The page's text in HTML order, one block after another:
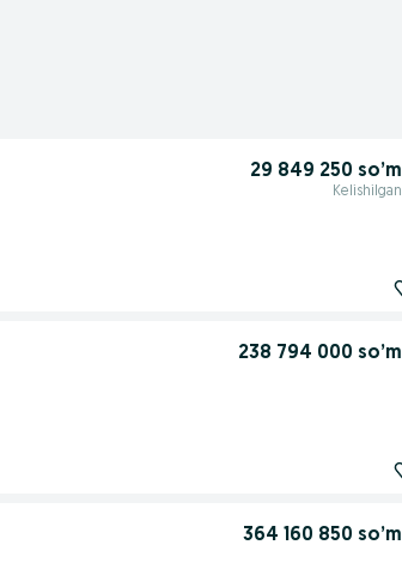
29 849 250 so’m
Kelishilgan
238 794 000 so’m
364 160 850 so’m